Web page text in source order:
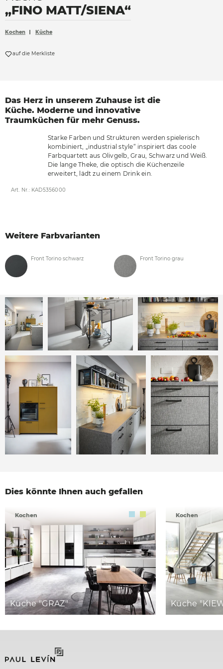
Accessoires
„FINO MATT/SIENA“
Kochen Küche
auf die Merkliste
Das Herz in unserem Zuhause ist die
Küche. Moderne und innovative
Traumküchen für mehr Genuss.
Art. Nr.: KAD5356000
Starke Farben und Strukturen werden spielerisch
kombiniert, „industrial style“ inspiriert das coole
Farbquartett aus Olivgelb, Grau, Schwarz und Weiß.
Die lange Theke, die optisch die Küchenzeile
erweitert, lädt zu einem Drink ein.
Weitere Farbvarianten
Front Torino schwarz Front Torino grau
Dies könnte Ihnen auch gefallen
Küche "GRAZ"
Kochen
Küche
Kochen